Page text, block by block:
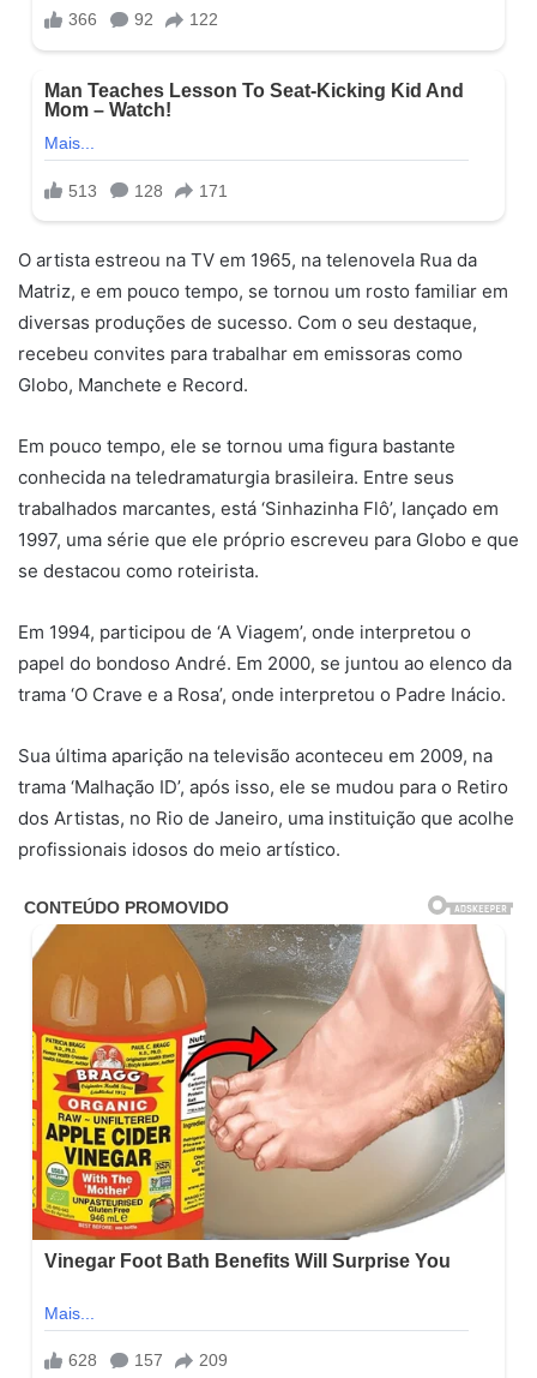
O artista estreou na TV em 1965, na telenovela Rua da
Matriz, e em pouco tempo, se tornou um rosto familiar em
diversas produções de sucesso. Com o seu destaque,
recebeu convites para trabalhar em emissoras como
Globo, Manchete e Record.
Em pouco tempo, ele se tornou uma figura bastante
conhecida na teledramaturgia brasileira. Entre seus
trabalhados marcantes, está ‘Sinhazinha Flô’, lançado em
1997, uma série que ele próprio escreveu para Globo e que
se destacou como roteirista.
Em 1994, participou de ‘A Viagem’, onde interpretou o
papel do bondoso André. Em 2000, se juntou ao elenco da
trama ‘O Crave e a Rosa’, onde interpretou o Padre Inácio.
Sua última aparição na televisão aconteceu em 2009, na
trama ‘Malhação ID’, após isso, ele se mudou para o Retiro
dos Artistas, no Rio de Janeiro, uma instituição que acolhe
profissionais idosos do meio artístico.